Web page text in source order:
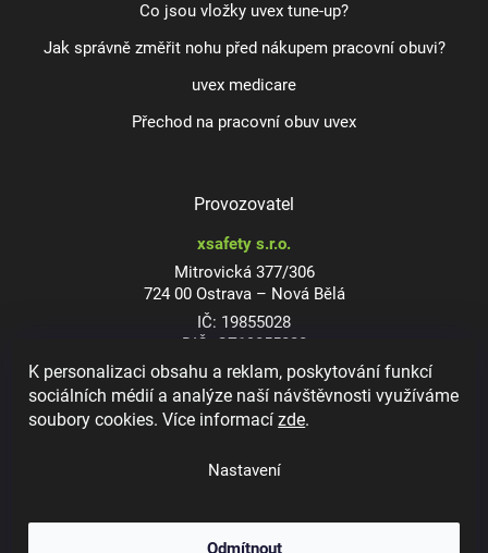
K personalizaci obsahu a reklam, poskytování funkcí
sociálních médií a analýze naší návštěvnosti využíváme
soubory cookies. Více informacízde.
Nastavení
Odmítnout
Co jsou vložky uvex tune-up?
Jak správně změřit nohu před nákupem pracovní obuvi?
uvex medicare
Přechod na pracovní obuv uvex
Provozovatel
xsafety s.r.o.
Mitrovická 377/306
724 00 Ostrava – Nová Bělá
IČ: 19855028
DIČ: CZ19855028
Dioptrické ochranné brýle